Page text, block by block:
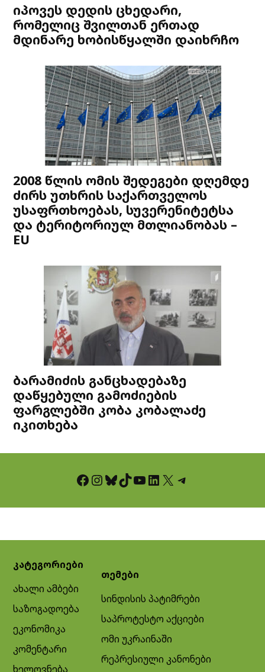
იპოვეს დედის ცხედარი,
რომელიც შვილთან ერთად
მდინარე ხობისწყალში დაიხრჩო
2008 წლის ომის შედეგები დღემდე
ძირს უთხრის საქართველოს
უსაფრთხოებას, სუვერენიტეტსა
და ტერიტორიულ მთლიანობას –
EU
ბარამიძის განცხადებაზე
დაწყებული გამოძიების
ფარგლებში კობა კობალაძე
იკითხება
Facebook InstagramBluesky TikTok YouTube LinkedIn X Telegram
კატეგორიები
ახალი ამბები
საზოგადოება
ეკონომიკა
კომენტარი
ხელოვნება
თემები
სინდისის პატიმრები
საპროტესტო აქციები
ომი უკრაინაში
რეპრესიული კანონები